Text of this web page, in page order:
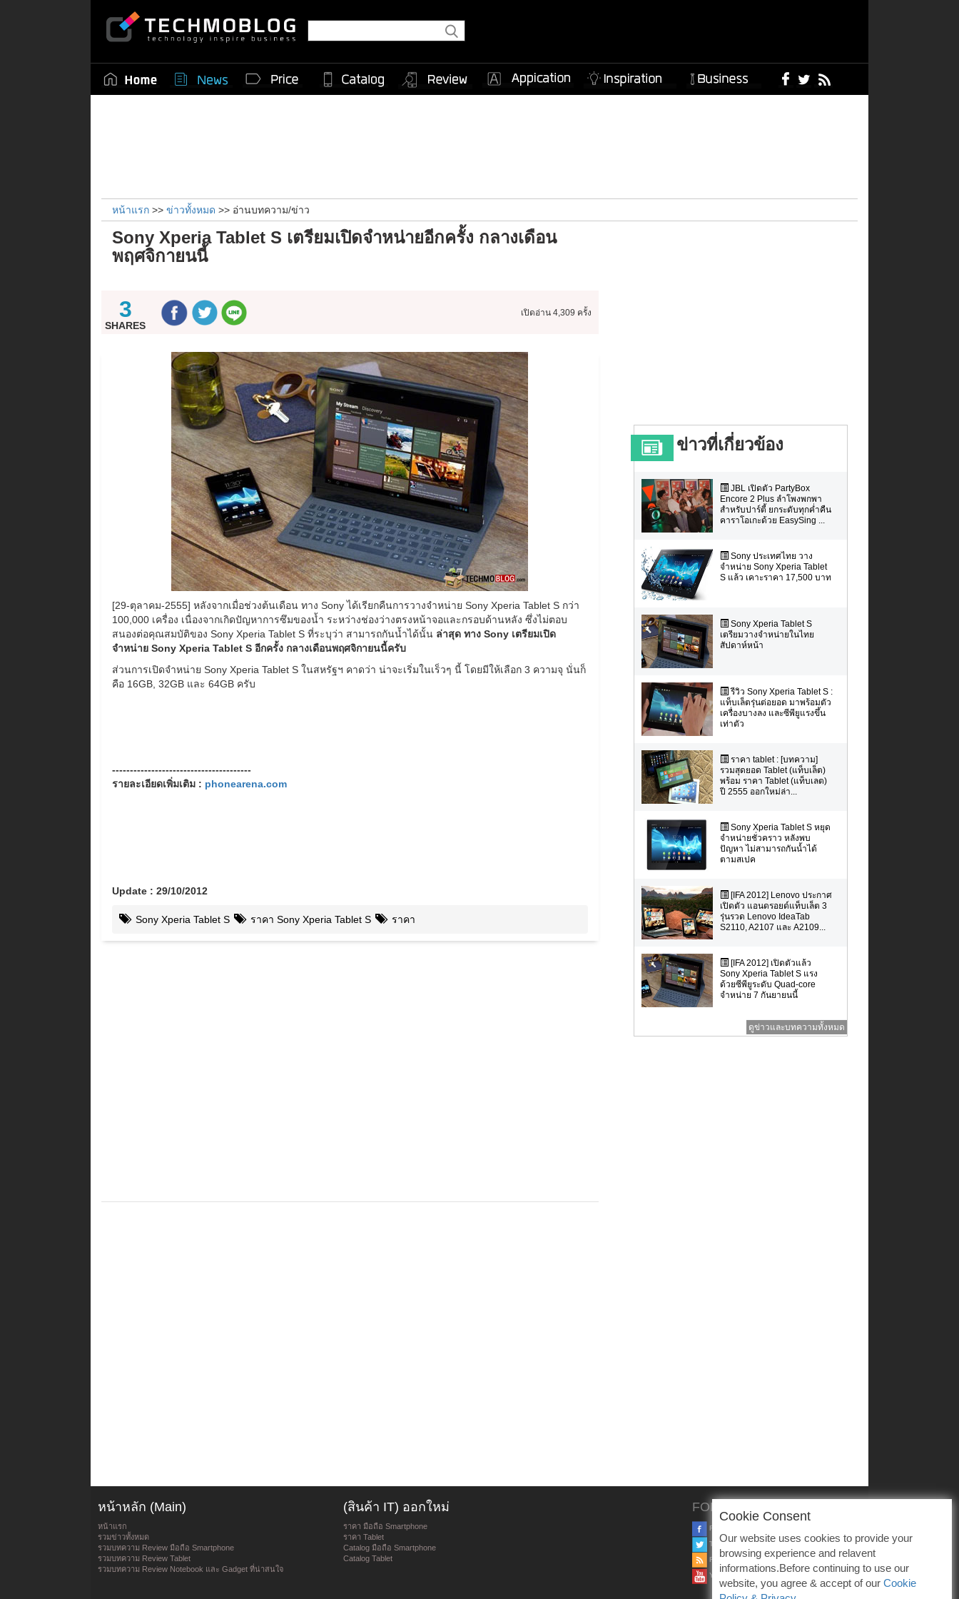
หน้าแรก >> ข่าวทั้งหมด >> อ่านบทความ/ข่าว
Sony Xperia Tablet S เตรียมเปิดจำหน่ายอีกครั้ง กลางเดือน
พฤศจิกายนนี้
3
SHARES
เปิดอ่าน 4,309 ครั้ง
[29-ตุลาคม-2555] หลังจากเมื่อช่วงต้นเดือน ทาง Sony ได้เรียกคืนการวางจำหน่าย Sony Xperia Tablet S กว่า
100,000 เครื่อง เนื่องจากเกิดปัญหาการซึมของน้ำ ระหว่างช่องว่างตรงหน้าจอและกรอบด้านหลัง ซึ่งไม่ตอบ
สนองต่อคุณสมบัติของ Sony Xperia Tablet S ที่ระบุว่า สามารถกันน้ำได้นั้น ล่าสุด ทาง Sony เตรียมเปิด
จำหน่าย Sony Xperia Tablet S อีกครั้ง กลางเดือนพฤศจิกายนนี้ครับ
ส่วนการเปิดจำหน่าย Sony Xperia Tablet S ในสหรัฐฯ คาดว่า น่าจะเริ่มในเร็วๆ นี้ โดยมีให้เลือก 3 ความจุ นั่นก็
คือ 16GB, 32GB และ 64GB ครับ
---------------------------------------
รายละเอียดเพิ่มเติม : phonearena.com
Update : 29/10/2012
Sony Xperia Tablet S ราคา Sony Xperia Tablet S ราคา
ข่าวที่เกี่ยวข้อง
JBL เปิดตัว PartyBox
Encore 2 Plus ลำโพงพกพา
สำหรับปาร์ตี้ ยกระดับทุกค่ำคืน
คาราโอเกะด้วย EasySing ...
Sony ประเทศไทย วาง
จำหน่าย Sony Xperia Tablet
S แล้ว เคาะราคา 17,500 บาท
Sony Xperia Tablet S
เตรียมวางจำหน่ายในไทย
สัปดาห์หน้า
รีวิว Sony Xperia Tablet S :
แท็บเล็ตรุ่นต่อยอด มาพร้อมตัว
เครื่องบางลง และซีพียูแรงขึ้น
เท่าตัว
ราคา tablet : [บทความ]
รวมสุดยอด Tablet (แท็บเล็ต)
พร้อม ราคา Tablet (แท็บเลต)
ปี 2555 ออกใหม่ล่า...
Sony Xperia Tablet S หยุด
จำหน่ายชั่วคราว หลังพบ
ปัญหา ไม่สามารถกันน้ำได้
ตามสเปค
[IFA 2012] Lenovo ประกาศ
เปิดตัว แอนดรอยด์แท็บเล็ต 3
รุ่นรวด Lenovo IdeaTab
S2110, A2107 และ A2109...
[IFA 2012] เปิดตัวแล้ว
Sony Xperia Tablet S แรง
ด้วยซีพียูระดับ Quad-core
จำหน่าย 7 กันยายนนี้
ดูข่าวและบทความทั้งหมด
หน้าหลัก (Main)
หน้าแรก
รวมข่าวทั้งหมด
รวมบทความ Review มือถือ Smartphone
รวมบทความ Review Tablet
รวมบทความ Review Notebook และ Gadget ที่น่าสนใจ
(สินค้า IT) ออกใหม่
ราคา มือถือ Smartphone
ราคา Tablet
Catalog มือถือ Smartphone
Catalog Tablet
FOLLOW US
FACEBOOK
TWITTER
RSS
YOUTUBE
Cookie Consent
Our website uses cookies to provide your
browsing experience and relavent
informations.Before continuing to use our
website, you agree & accept of our Cookie